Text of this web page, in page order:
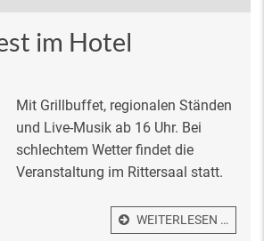
im Hotel
Mit Grillbuffet, regionalen Ständen
und Live-Musik ab 16 Uhr. Bei
schlechtem Wetter findet die
Veranstaltung im Rittersaal statt.
WEITERLESEN …